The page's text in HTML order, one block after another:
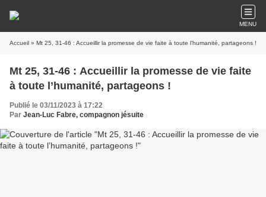
MENU
Accueil » Mt 25, 31-46 : Accueillir la promesse de vie faite à toute l’humanité, partageons !
Mt 25, 31-46 : Accueillir la promesse de vie faite
à toute l’humanité, partageons !
Publié le 03/11/2023 à 17:22
Par Jean-Luc Fabre, compagnon jésuite